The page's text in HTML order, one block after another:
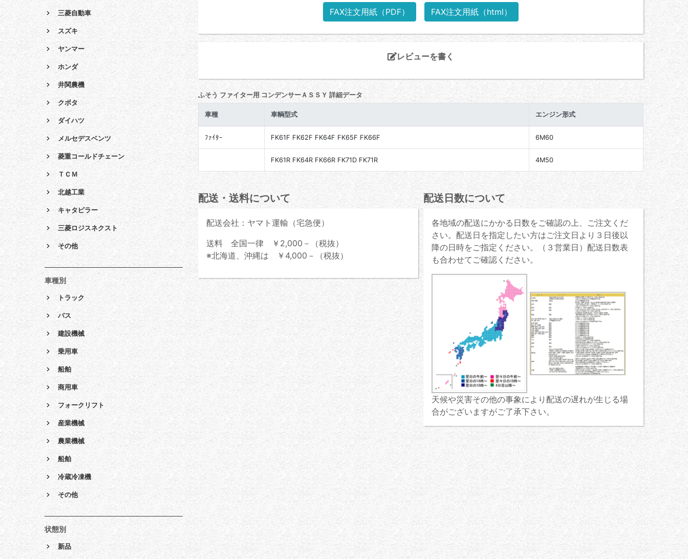
FAX注文用紙（PDF） FAX注文用紙（html）
レビューを書く
ふそう ファイター用 コンデンサーＡＳＳＹ 詳細データ
車種 車輌型式 エンジン形式
ﾌｧｲﾀｰ FK61F FK62F FK64F FK65F FK66F 6M60
FK61R FK64R FK66R FK71D FK71R 4M50
配送・送料について
配送会社：ヤマト運輸（宅急便）
送料 全国一律 ￥2,000－（税抜）
※北海道、沖縄は ￥4,000－（税抜）
配送日数について
各地域の配送にかかる日数をご確認の上、ご注文くだ
さい。配送日を指定したい方はご注文日より３日後以
降の日時をご指定ください。（３営業日）配送日数表
も合わせてご確認ください。
天候や災害その他の事象により配送の遅れが生じる場
合がございますがご了承下さい。
三菱自動車
スズキ
ヤンマー
ホンダ
井関農機
クボタ
ダイハツ
メルセデスベンツ
菱重コールドチェーン
ＴＣＭ
北越工業
キャタピラー
三菱ロジスネクスト
その他
車種別
トラック
バス
建設機械
乗用車
船舶
商用車
フォークリフト
産業機械
農業機械
船舶
冷蔵冷凍機
その他
状態別
新品